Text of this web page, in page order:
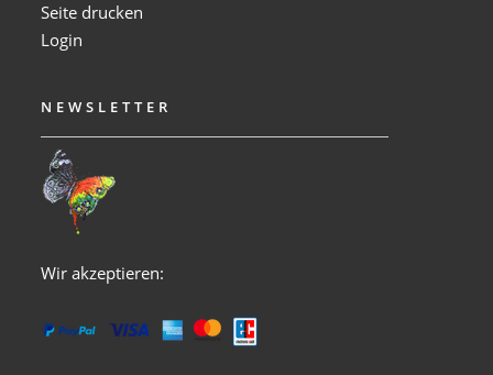
Seite drucken
Login
NEWSLETTER
Wir akzeptieren: